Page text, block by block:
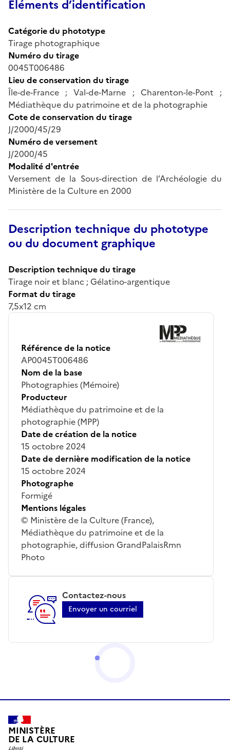
Éléments d’identification
Catégorie du phototype
Tirage photographique
Numéro du tirage
0045T006486
Lieu de conservation du tirage
Île-de-France ; Val-de-Marne ; Charenton-le-Pont ;
Médiathèque du patrimoine et de la photographie
Cote de conservation du tirage
J/2000/45/29
Numéro de versement
J/2000/45
Modalité d'entrée
Versement de la Sous-direction de l’Archéologie du
Ministère de la Culture en 2000
Description technique du phototype
ou du document graphique
Description technique du tirage
Tirage noir et blanc ; Gélatino-argentique
Format du tirage
7,5x12 cm
Référence de la notice
AP0045T006486
Nom de la base
Photographies (Mémoire)
Producteur
Médiathèque du patrimoine et de la
photographie (MPP)
Date de création de la notice
15 octobre 2024
Date de dernière modification de la notice
15 octobre 2024
Photographe
Formigé
Mentions légales
© Ministère de la Culture (France),
Médiathèque du patrimoine et de la
photographie, diffusion GrandPalaisRmn
Photo
Contactez-nous
Envoyer un courriel
MINISTÈRE
DE LA CULTURE